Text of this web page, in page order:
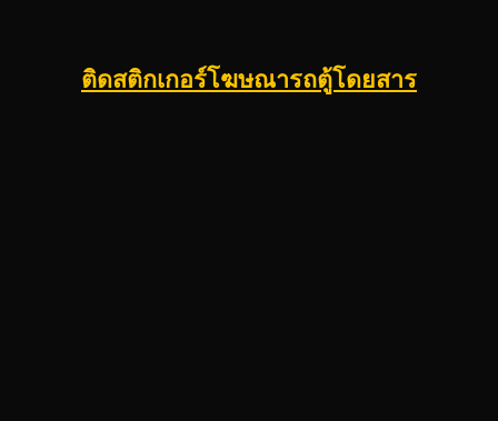
ติดสติกเกอร์โฆษณารถตู้โดยสาร